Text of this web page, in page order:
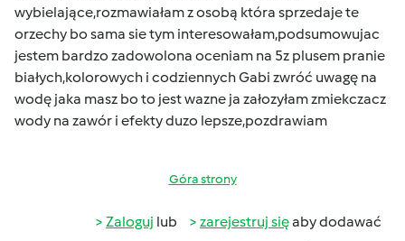
wybielające,rozmawiałam z osobą która sprzedaje te
orzechy bo sama sie tym interesowałam,podsumowujac
jestem bardzo zadowolona oceniam na 5z plusem pranie
białych,kolorowych i codziennych Gabi zwróć uwagę na
wodę jaka masz bo to jest wazne ja załozyłam zmiekczacz
wody na zawór i efekty duzo lepsze,pozdrawiam
Góra strony
Zaloguj lub zarejestruj sięaby dodawać